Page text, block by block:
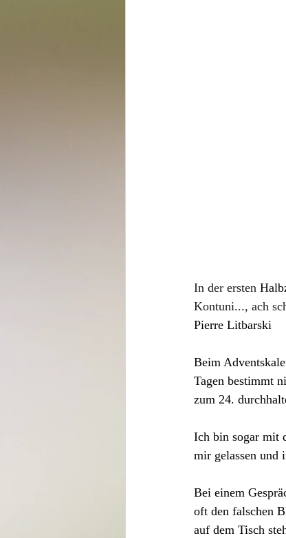
In der ersten
Kontuni..., ach
Pierre Litbarski
Beim
Tagen bestimmt
zum 24.
Ich bin sogar mit
mir gelassen und
Bei einem
oft den falschen
auf dem Tisch